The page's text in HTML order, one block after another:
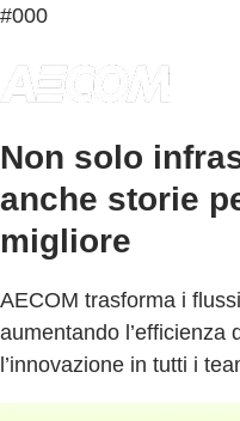
#000
Non solo
anche storie
migliore
AECOM trasforma i
aumentando l’efficienza
l’innovazione in tutti i